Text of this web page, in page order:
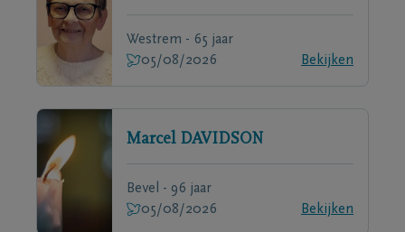
Westrem - 65 jaar
05/08/2026
Bekijken
Marcel DAVIDSON
Bevel - 96 jaar
05/08/2026
Bekijken